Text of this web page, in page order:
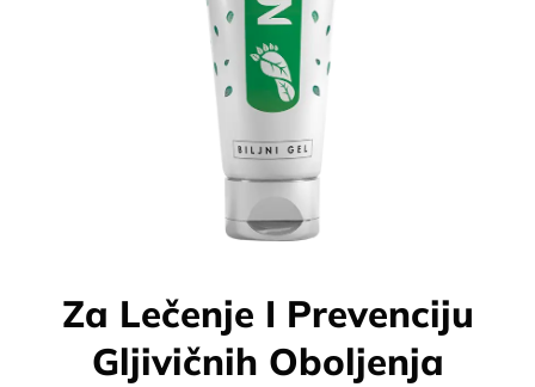
Za Lečenje I Prevenciju
Gljivičnih Oboljenja